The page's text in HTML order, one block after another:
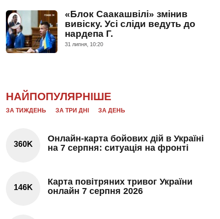
«Блок Саакашвілі» змінив
вивіску. Усі сліди ведуть до
нардепа Г.
31 липня, 10:20
НАЙПОПУЛЯРНІШЕ
ЗА ТИЖДЕНЬ ЗА ТРИ ДНІ ЗА ДЕНЬ
360K
Онлайн-карта бойових дій в Україні
на 7 серпня: ситуація на фронті
146K
Карта повітряних тривог України
онлайн 7 серпня 2026